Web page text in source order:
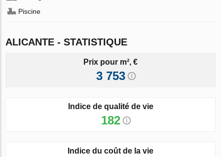
Piscine
ALICANTE - STATISTIQUE
Prix pour m², €
3 753
Indice de qualité de vie
182
Indice du coût de la vie